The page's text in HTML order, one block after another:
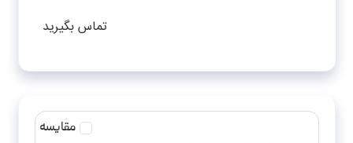
تماس بگیرید
مقایسه